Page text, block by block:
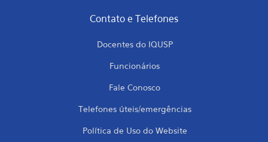
Contato e Telefones
Docentes do IQUSP
Funcionários
Fale Conosco
Telefones úteis/emergências
Política de Uso do Website